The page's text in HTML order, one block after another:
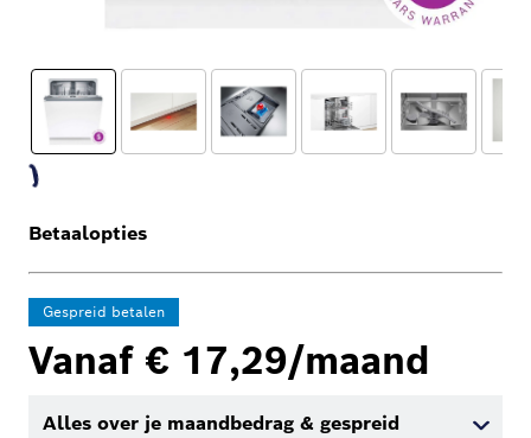
Betaalopties
Gespreid betalen
Vanaf € 17,29/maand
Alles over je maandbedrag & gespreid